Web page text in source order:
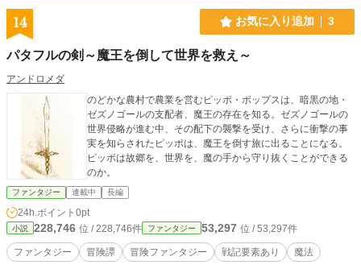
14 お気に入り追加 3
パタフルの剣～魔王を倒して世界を救え～
アンドロメダ
のどかな農村で農業を営むピッポ・ポップスは、暗黒の地・
ゼズノゴールの支配者、魔王の存在を知る。ゼズノゴールの
世界侵略が進む中、その配下の襲撃を受け、さらに衝撃の事
実を知らされたピッポは、魔王を倒す旅に出ることになる。
ピッポは故郷を、世界を、魔の手から守り抜くことができる
のか。
ファンタジー 連載中 長編
24h.ポイント 0pt
小説 228,746 位 / 228,746件 ファンタジー 53,297 位 / 53,297件
ファンタジー 冒険譚 冒険ファンタジー 戦記要素あり 魔法